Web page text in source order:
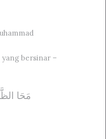
bersinar –
مَحَا